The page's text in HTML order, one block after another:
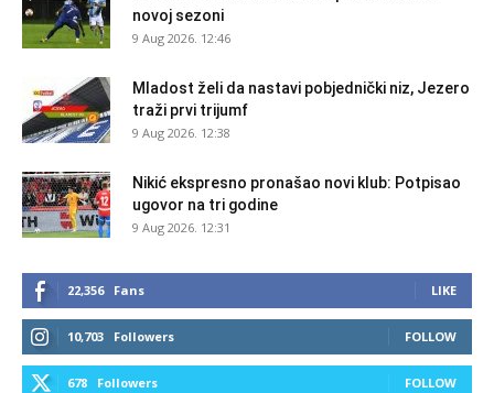
novoj sezoni
9 Aug 2026. 12:46
Mladost želi da nastavi pobjednički niz, Jezero
traži prvi trijumf
9 Aug 2026. 12:38
Nikić ekspresno pronašao novi klub: Potpisao
ugovor na tri godine
9 Aug 2026. 12:31
22,356 Fans LIKE
10,703 Followers FOLLOW
678 Followers FOLLOW